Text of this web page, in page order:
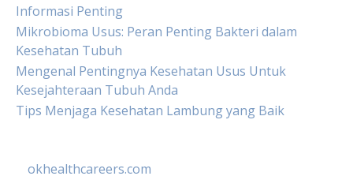
Informasi Penting
Mikrobioma Usus: Peran Penting Bakteri dalam
Kesehatan Tubuh
Mengenal Pentingnya Kesehatan Usus Untuk
Kesejahteraan Tubuh Anda
Tips Menjaga Kesehatan Lambung yang Baik
okhealthcareers.com